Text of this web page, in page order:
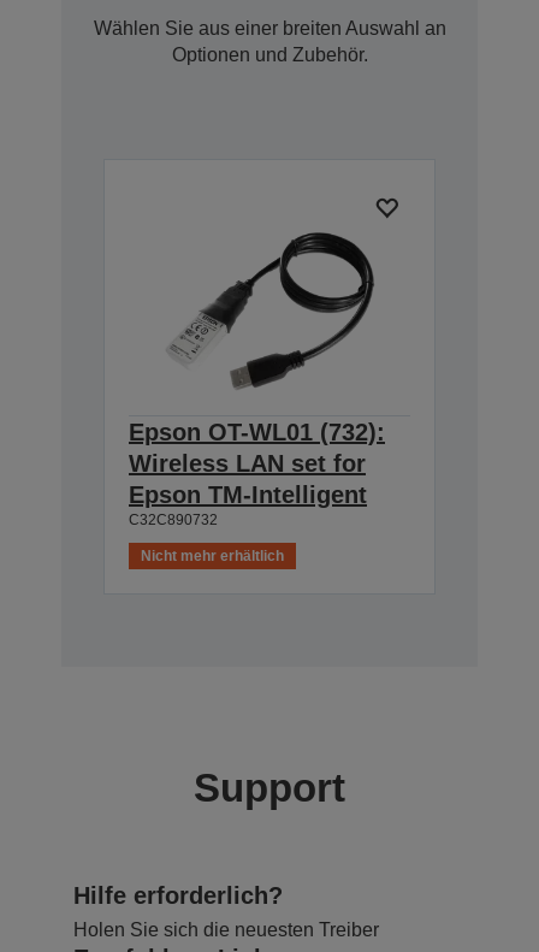
Wählen Sie aus einer breiten Auswahl an
Optionen und Zubehör.
Epson OT-WL01 (732):
Wireless LAN set for
Epson TM-Intelligent
C32C890732
Nicht mehr erhältlich
Support
Hilfe erforderlich?
Holen Sie sich die neuesten Treiber